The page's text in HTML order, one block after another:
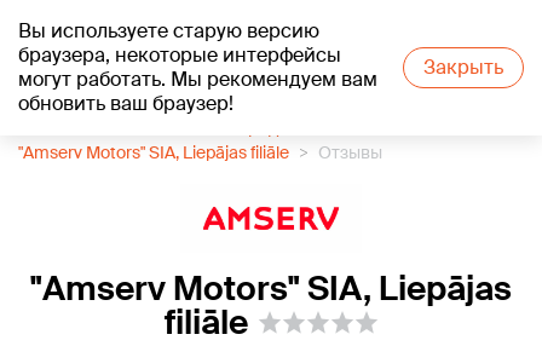
Вы используете старую версию
браузера, некоторые интерфейсы
могут работать. Мы рекомендуем вам
обновить ваш браузер!
Закрыть
+18°C
"Amserv Motors" SIA, Liepājas filiāle
Отзывы
"Amserv Motors" SIA, Liepājas
filiāle